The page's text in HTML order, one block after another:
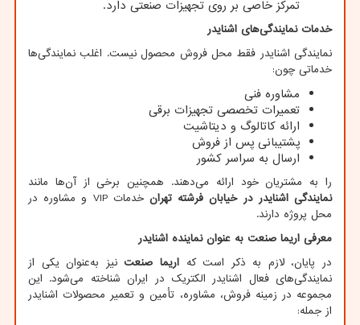
تمرکز خاصی بر روی تجهیزات صنعتی دارد.
خدمات نمایندگی‌های اشنایدر
نمایندگی اشنایدر فقط محل فروش محصول نیست. اغلب نمایندگی‌ها
خدماتی چون:
مشاوره فنی
تعمیرات تخصصی تجهیزات برقی
ارائه کاتالوگ و دیتاشیت
پشتیبانی پس از فروش
ارسال به سراسر کشور
را به مشتریان خود ارائه می‌دهند. همچنین برخی از آن‌ها مانند
نمایندگی اشنایدر در خیابان فرشته تهرانخدمات VIP و مشاوره در
محل پروژه دارند.
معرفی اریما صنعت به عنوان نماینده اشنایدر
در پایان، لازم به ذکر است کهاریما صنعتنیز به‌عنوان یکی از
نمایندگی‌های فعال اشنایدر الکتریک در ایران شناخته می‌شود. این
مجموعه در زمینه فروش، مشاوره، تأمین و تعمیر محصولات اشنایدر
از جمله: